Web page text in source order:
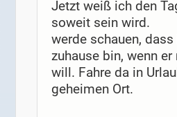
Jetzt weiß ich den
soweit sein wird.
werde schauen,
zuhause bin, wenn
will. Fahre da in
geheimen Ort.